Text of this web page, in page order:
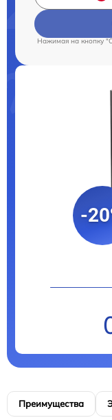
Нажимая на кнопку
-
Преимущества